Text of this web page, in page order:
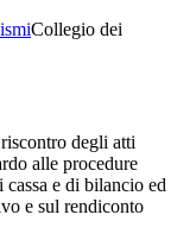
Collegio dei
degli atti
alle procedure
e di bilancio ed
e sul rendiconto